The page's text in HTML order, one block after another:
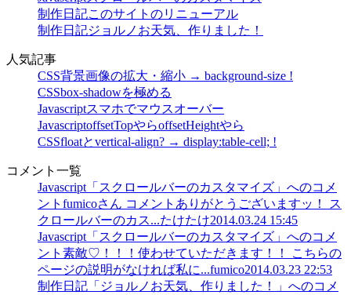
制作日記このサイトのリニューアル
制作日記ジョルノお天気、作りました！
人気記事
CSS背景画像の拡大・縮小 → background-size !
CSSbox-shadowを極める
Javascriptスマホでマウスオーバー
JavascriptoffsetTopやらoffsetHeightやら
CSSfloatとvertical-align? → display:table-cell; !
コメント一覧
Javascript「スクロールバーのカスタマイズ」へのコメ
ント fumicoさん コメントありがとうございますッ！ ス
クロールバーのカス...たけたけ2014.03.24 15:45
Javascript「スクロールバーのカスタマイズ」へのコメ
ント 素敵♡！！！使わせていただきます！！ こちらの
ページの説明がなければ私に...fumico2014.03.23 22:53
制作日記「ジョルノお天気、作りました！」へのコメ